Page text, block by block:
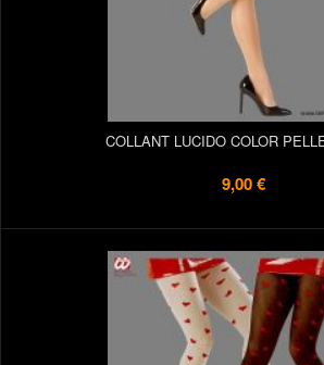
COLLANT LUCIDO COLOR
9,00 €